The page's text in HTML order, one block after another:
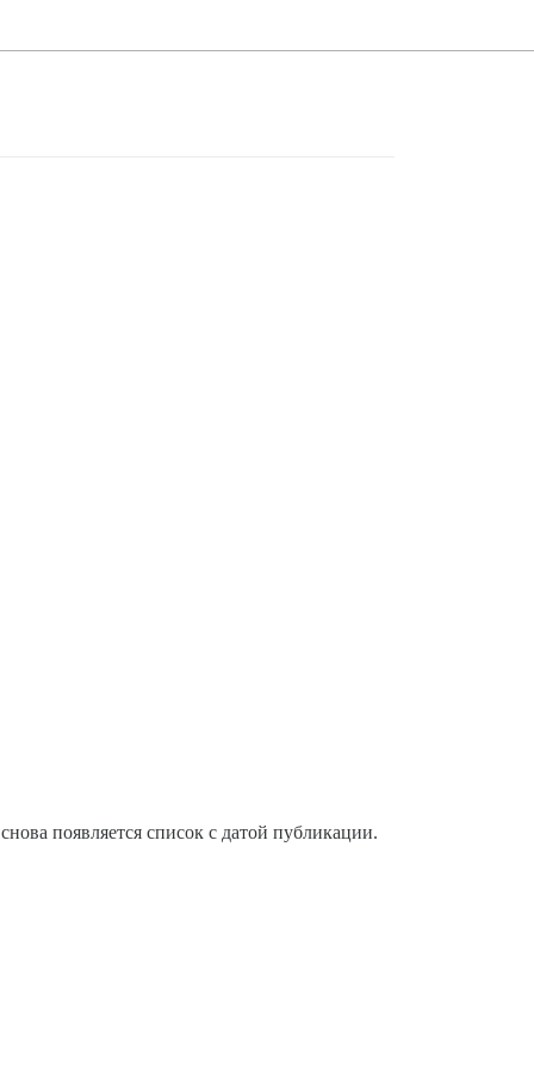
появляется список с датой публикации.